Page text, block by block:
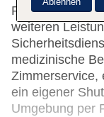
Parkplatz
weiteren
medizinische
Zimmerservice,
ein eigener
Umgebung per